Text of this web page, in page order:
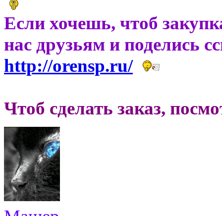
Если хочешь, чтоб
нас друзьям и поделись
http://orensp.ru/
Чтоб сделать заказ,